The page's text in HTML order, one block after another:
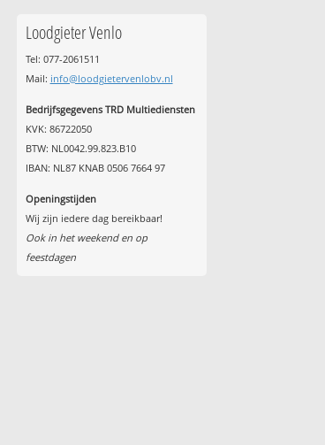
Loodgieter Venlo
Tel: 077-2061511
Mail: info@loodgietervenlobv.nl
Bedrijfsgegevens TRD Multiediensten
KVK: 86722050
BTW: NL0042.99.823.B10
IBAN: NL87 KNAB 0506 7664 97
Openingstijden
Wij zijn iedere dag bereikbaar!
Ook in het weekend en op
feestdagen